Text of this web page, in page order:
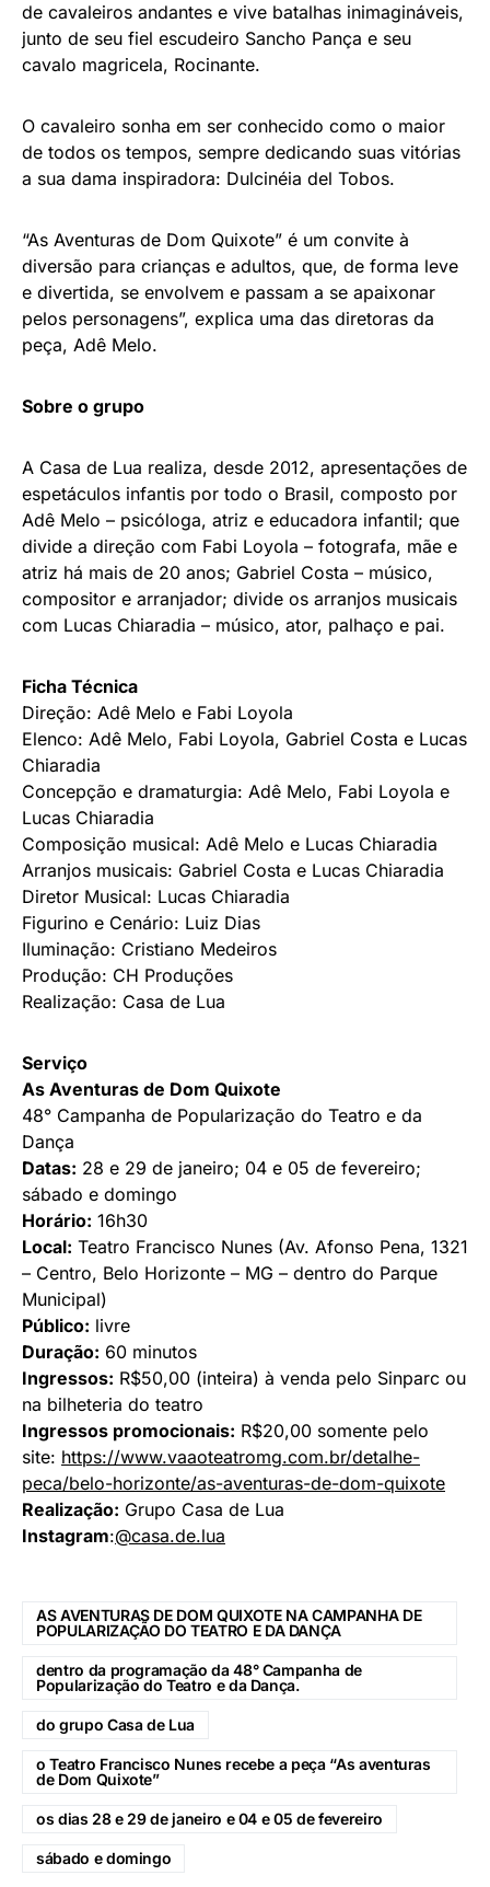
de cavaleiros andantes e vive batalhas inimagináveis,
junto de seu fiel escudeiro Sancho Pança e seu
cavalo magricela, Rocinante.
O cavaleiro sonha em ser conhecido como o maior
de todos os tempos, sempre dedicando suas vitórias
a sua dama inspiradora: Dulcinéia del Tobos.
“As Aventuras de Dom Quixote” é um convite à
diversão para crianças e adultos, que, de forma leve
e divertida, se envolvem e passam a se apaixonar
pelos personagens”, explica uma das diretoras da
peça, Adê Melo.
Sobre o grupo
A Casa de Lua realiza, desde 2012, apresentações de
espetáculos infantis por todo o Brasil, composto por
Adê Melo – psicóloga, atriz e educadora infantil; que
divide a direção com Fabi Loyola – fotografa, mãe e
atriz há mais de 20 anos; Gabriel Costa – músico,
compositor e arranjador; divide os arranjos musicais
com Lucas Chiaradia – músico, ator, palhaço e pai.
Ficha Técnica
Direção: Adê Melo e Fabi Loyola
Elenco: Adê Melo, Fabi Loyola, Gabriel Costa e Lucas
Chiaradia
Concepção e dramaturgia: Adê Melo, Fabi Loyola e
Lucas Chiaradia
Composição musical: Adê Melo e Lucas Chiaradia
Arranjos musicais: Gabriel Costa e Lucas Chiaradia
Diretor Musical: Lucas Chiaradia
Figurino e Cenário: Luiz Dias
Iluminação: Cristiano Medeiros
Produção: CH Produções
Realização: Casa de Lua
Serviço
As Aventuras de Dom Quixote
48° Campanha de Popularização do Teatro e da
Dança
Datas: 28 e 29 de janeiro; 04 e 05 de fevereiro;
sábado e domingo
Horário: 16h30
Local: Teatro Francisco Nunes (Av. Afonso Pena, 1321
– Centro, Belo Horizonte – MG – dentro do Parque
Municipal)
Público: livre
Duração: 60 minutos
Ingressos: R$50,00 (inteira) à venda pelo Sinparc ou
na bilheteria do teatro
Ingressos promocionais: R$20,00 somente pelo
site: https://www.vaaoteatromg.com.br/detalhe-
peca/belo-horizonte/as-aventuras-de-dom-quixote
Realização: Grupo Casa de Lua
Instagram:@casa.de.lua
AS AVENTURAS DE DOM QUIXOTE NA CAMPANHA DE
POPULARIZAÇÃO DO TEATRO E DA DANÇA
dentro da programação da 48° Campanha de
Popularização do Teatro e da Dança.
do grupo Casa de Lua
o Teatro Francisco Nunes recebe a peça “As aventuras
de Dom Quixote”
os dias 28 e 29 de janeiro e 04 e 05 de fevereiro
sábado e domingo